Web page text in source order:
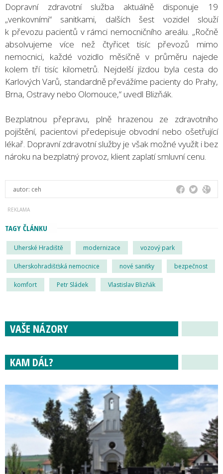
Dopravní zdravotní služba aktuálně disponuje 19
„venkovními“ sanitkami, dalších šest vozidel slouží
k převozu pacientů v rámci nemocničního areálu. „Ročně
absolvujeme více než čtyřicet tisíc převozů mimo
nemocnici, každé vozidlo měsíčně v průměru najede
kolem tří tisíc kilometrů. Nejdelší jízdou byla cesta do
Karlových Varů, standardně převážíme pacienty do Prahy,
Brna, Ostravy nebo Olomouce,“ uvedl Blizňák.
Bezplatnou přepravu, plně hrazenou ze zdravotního
pojištění, pacientovi předepisuje obvodní nebo ošetřující
lékař. Dopravní zdravotní služby je však možné využít i bez
nároku na bezplatný provoz, klient zaplatí smluvní cenu.
autor: ceh
TAGY ČLÁNKU
Uherské Hradiště modernizace vozový park
Uherskohradišťská nemocnice nové sanitky bezpečnost
komfort Petr Sládek Vlastislav Blizňák
VAŠE NÁZORY
KAM DÁL?